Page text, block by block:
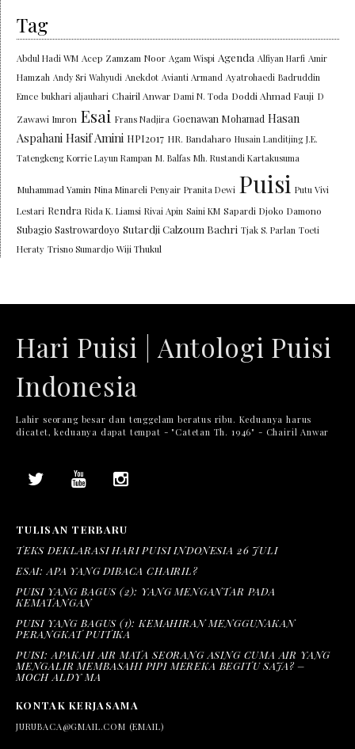
Tag
Abdul Hadi WM Acep Zamzam Noor Agam Wispi Agenda Alfiyan Harfi Amir
Hamzah Andy Sri Wahyudi Anekdot Avianti Armand Ayatrohaedi Badruddin
Emce bukhari aljauhari Chairil Anwar Dami N. Toda Doddi Ahmad Fauji D
Zawawi Imron Esai Frans Nadjira Goenawan Mohamad Hasan
Aspahani Hasif Amini HPI2017 HR. Bandaharo Husain Landitjing J.E.
Tatengkeng Korrie Layun Rampan M. Balfas Mh. Rustandi Kartakusuma
Muhammad Yamin Nina Minareli Penyair Pranita Dewi Puisi Putu Vivi
Lestari Rendra Rida K. Liamsi Rivai Apin Saini KM Sapardi Djoko Damono
Subagio Sastrowardoyo Sutardji Calzoum Bachri Tjak S. Parlan Toeti
Heraty Trisno Sumardjo Wiji Thukul
Hari Puisi | Antologi Puisi
Indonesia
Lahir seorang besar dan tenggelam beratus ribu. Keduanya harus
dicatet, keduanya dapat tempat - "Catetan Th. 1946" - Chairil Anwar
TULISAN TERBARU
TEKS DEKLARASI HARI PUISI INDONESIA 26 JULI
ESAI: APA YANG DIBACA CHAIRIL?
PUISI YANG BAGUS (2): YANG MENGANTAR PADA
KEMATANGAN
PUISI YANG BAGUS (1): KEMAHIRAN MENGGUNAKAN
PERANGKAT PUITIKA
PUISI: APAKAH AIR MATA SEORANG ASING CUMA AIR YANG
MENGALIR MEMBASAHI PIPI MEREKA BEGITU SAJA? –
MOCH ALDY MA
KONTAK KERJASAMA
JURUBACA@GMAIL.COM (EMAIL)